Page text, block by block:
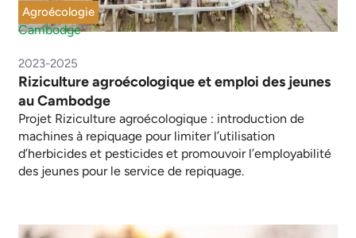
Agroécologie
Cambodge
2023-2025
Riziculture agroécologique et emploi des jeunes
au Cambodge
Projet Riziculture agroécologique : introduction de
machines à repiquage pour limiter l’utilisation
d’herbicides et pesticides et promouvoir l’employabilité
des jeunes pour le service de repiquage.